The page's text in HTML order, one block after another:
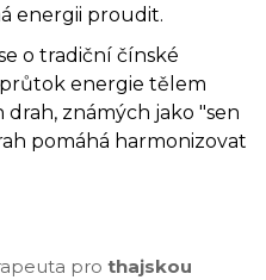
energii proudit.
o tradiční čínské
energie tělem
známých jako "sen
pomáhá harmonizovat
pro thajskou